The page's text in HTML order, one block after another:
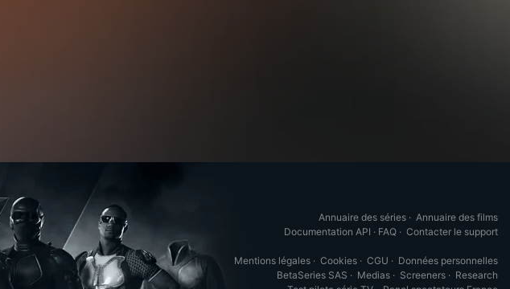
Annuaire des séries · Annuaire des films
Documentation API · FAQ · Contacter le support
Mentions légales · Cookies · CGU · Données personnelles
BetaSeries SAS · Medias · Screeners · Research